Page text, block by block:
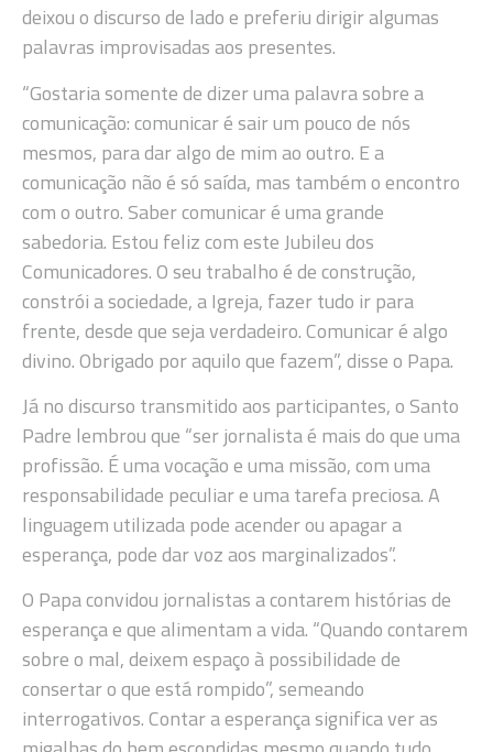
deixou o discurso de lado e preferiu dirigir algumas
palavras improvisadas aos presentes.
“Gostaria somente de dizer uma palavra sobre a
comunicação: comunicar é sair um pouco de nós
mesmos, para dar algo de mim ao outro. E a
comunicação não é só saída, mas também o encontro
com o outro. Saber comunicar é uma grande
sabedoria. Estou feliz com este Jubileu dos
Comunicadores. O seu trabalho é de construção,
constrói a sociedade, a Igreja, fazer tudo ir para
frente, desde que seja verdadeiro. Comunicar é algo
divino. Obrigado por aquilo que fazem”, disse o Papa.
Já no discurso transmitido aos participantes, o Santo
Padre lembrou que “ser jornalista é mais do que uma
profissão. É uma vocação e uma missão, com uma
responsabilidade peculiar e uma tarefa preciosa. A
linguagem utilizada pode acender ou apagar a
esperança, pode dar voz aos marginalizados”.
O Papa convidou jornalistas a contarem histórias de
esperança e que alimentam a vida. “Quando contarem
sobre o mal, deixem espaço à possibilidade de
consertar o que está rompido”, semeando
interrogativos. Contar a esperança significa ver as